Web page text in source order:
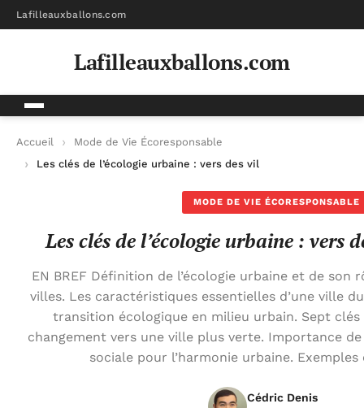
Lafilleauxballons.com
Lafilleauxballons.com
Accueil
Mode de Vie Écoresponsable
Les clés de l’écologie urbaine : vers des villes durables
MODE DE VIE ÉCORESPONSABLE
Les clés de l’écologie urbaine : vers
EN BREF Définition de l’écologie urbaine et de son
villes. Les caractéristiques essentielles d’une ville
transition écologique en milieu urbain. Sept
changement vers une ville plus verte. Importance
sociale pour l’harmonie urbaine.
Cédric Denis